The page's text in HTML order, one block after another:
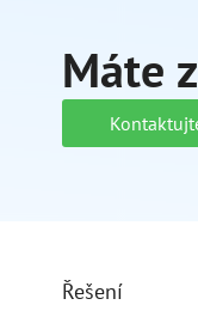
Máte
Řešení